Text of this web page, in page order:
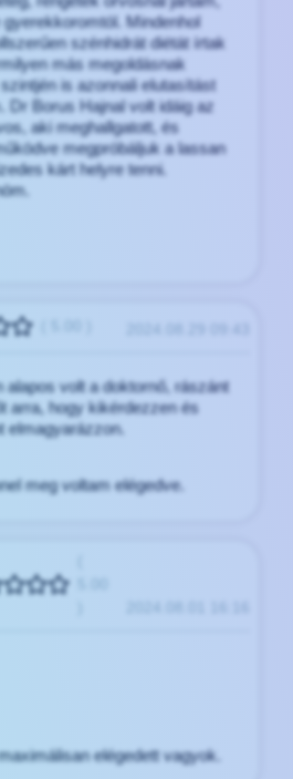
Mindenhol
szénhidrát diétát írtak
más megoldásnak
is azonnali elutasítást
Dr Borus Hajnal volt idáig az
aki meghallgatott, és
megpróbáljuk a lassan
kárt helyre tenni.
alapos volt a doktornő, rászánt
arra, hogy kikérdezzen és
elmagyarázzon.
meg voltam elégedve.
elégedett vagyok.